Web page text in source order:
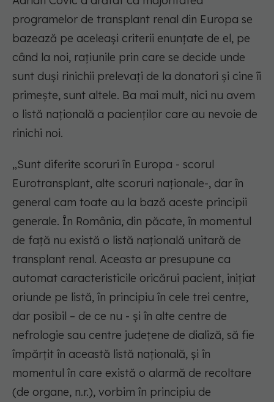
programelor de transplant renal din Europa se
bazează pe aceleași criterii enunțate de el, pe
când la noi, rațiunile prin care se decide unde
sunt duși rinichii prelevați de la donatori și cine îi
primește, sunt altele. Ba mai mult, nici nu avem
o listă națională a pacienților care au nevoie de
rinichi noi.
„Sunt diferite scoruri în Europa - scorul
Eurotransplant, alte scoruri naționale-, dar în
general cam toate au la bază aceste principii
generale. În România, din păcate, în momentul
de față nu există o listă națională unitară de
transplant renal. Aceasta ar presupune ca
automat caracteristicile oricărui pacient, inițiat
oriunde pe listă, în principiu în cele trei centre,
dar posibil – de ce nu - și în alte centre de
nefrologie sau centre județene de dializă, să fie
împărțit în această listă națională, și în
momentul în care există o alarmă de recoltare
(de organe, n.r.), vorbim în principiu de